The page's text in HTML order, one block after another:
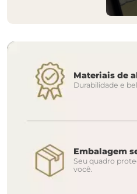
Materiais de
Durabilidade e
Embalagem
Seu quadro
você.